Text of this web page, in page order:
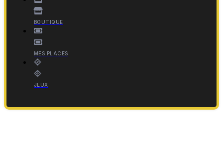
BOUTIQUE
MES PLACES
JEUX